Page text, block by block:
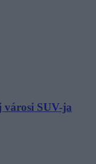
városi SUV-ja